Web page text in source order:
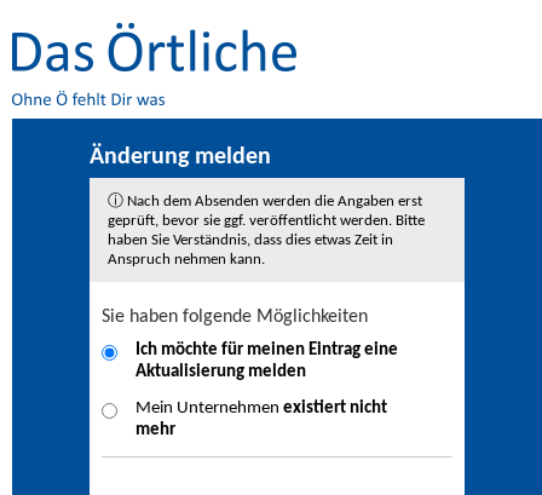
Änderung melden
ⓘ Nach dem Absenden werden die Angaben erst
geprüft, bevor sie ggf. veröffentlicht werden. Bitte
haben Sie Verständnis, dass dies etwas Zeit in
Anspruch nehmen kann.
Sie haben folgende Möglichkeiten
Ich möchte für meinen Eintrag eine
Aktualisierung melden
Mein Unternehmen existiert nicht
mehr